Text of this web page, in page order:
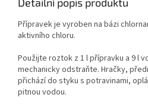
Přípravek je vyroben na bázi
aktivního chloru.
Použijte roztok z 1 l přípravku a 9 l
mechanicky odstraňte. Hračky,
přichází do styku s potravinami,
pitnou vodou.